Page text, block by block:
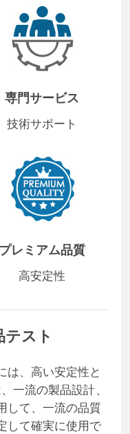
専門サービス
技術サポート
プレミアム品質
高安定性
テスト
は、高い安定性と
一流の製品設計、
して、一流の品質
して確実に使用で